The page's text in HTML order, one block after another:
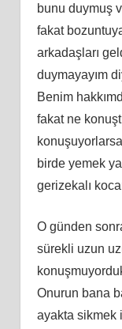
bunu duymuş
fakat
arkadaşları
duymayayım
Benim
fakat ne
birde yemek
gerizekalı
O günden
sürekli uzun
Onurun bana
ayakta sikmek